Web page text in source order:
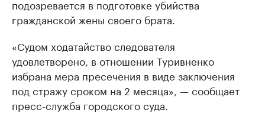
подозревается в подготовке убийства
гражданской жены своего брата.
«Судом ходатайство следователя
удовлетворено, в отношении Туривненко
избрана мера пресечения в виде заключения
под стражу сроком на 2 месяца», — сообщает
пресс-служба городского суда.